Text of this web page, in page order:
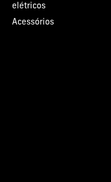
elétricos
Acessórios